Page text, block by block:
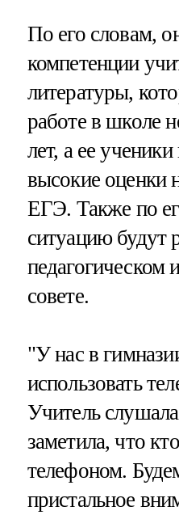
По его словам,
компетенции
литературы,
работе в школе
лет, а ее
высокие оценки
ЕГЭ. Также по
ситуацию будут
педагогическом
совете.
"У нас в
использовать
Учитель
заметила, что
телефоном.
пристальное